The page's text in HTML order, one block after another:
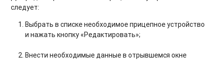
следует:
Выбрать в списке необходимое прицепное устройство
и нажать кнопку «Редактировать»;
Внести необходимые данные в отрывшемся окне